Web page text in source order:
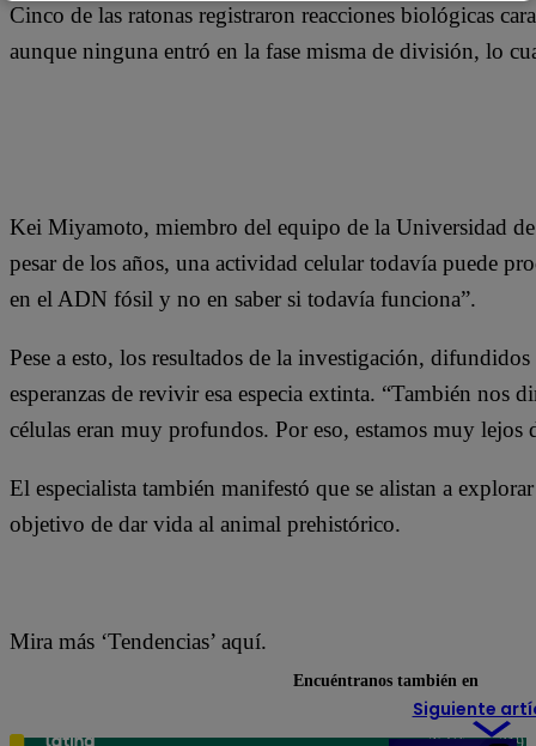
Cinco de las ratonas registraron reacciones biológicas
aunque ninguna entró en la fase misma de división, lo
Kei Miyamoto, miembro del equipo de la Universidad
pesar de los años, una actividad celular todavía puede
en el ADN fósil y no en saber si todavía funciona”.
Pese a esto, los resultados de la investigación,
esperanzas de revivir esa especia extinta. “También nos
células eran muy profundos. Por eso, estamos muy lejos
El especialista también manifestó que se alistan a
objetivo de dar vida al animal prehistórico.
Mira más ‘Tendencias’ aquí.
Siguiente
Encuéntranos también en